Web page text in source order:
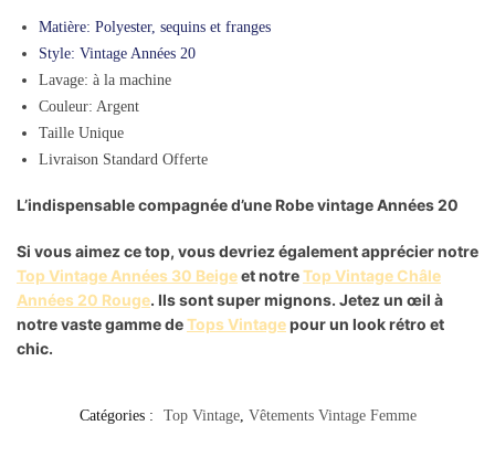
Matière: Polyester, sequins et franges
Style: Vintage Années 20
Lavage: à la machine
Couleur: Argent
Taille Unique
Livraison Standard Offerte
L’indispensable compagnée d’une Robe vintage Années 20
Si vous aimez ce top, vous devriez également apprécier notre
Top Vintage Années 30 Beigeet notreTop Vintage Châle
Années 20 Rouge. Ils sont super mignons. Jetez un œil à
notre vaste gamme deTops Vintagepour un look rétro et
chic.
Catégories : Top Vintage, Vêtements Vintage Femme